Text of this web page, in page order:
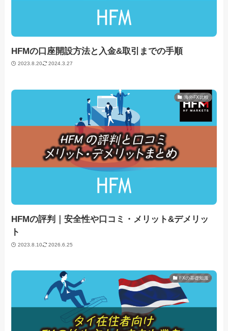
HFMの口座開設方法と入金&取引までの手順
2023.8.20 2024.3.27
海外FX比較
HFMの評判｜安全性や口コミ・メリット&デメリッ
ト
2023.8.10 2026.6.25
FXの基礎知識